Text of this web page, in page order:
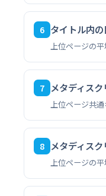
6 タイトル内
上位ページの
7 メタディス
上位ページ共
8 メタディス
上位ページの